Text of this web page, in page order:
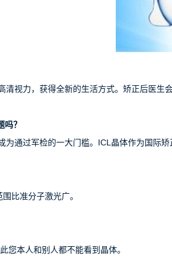
视力，获得全新的生活方式。矫正后医生会
吗？
通过军检的一大门槛。ICL晶体作为国际矫
比准分子激光广。
本人和别人都不能看到晶体。